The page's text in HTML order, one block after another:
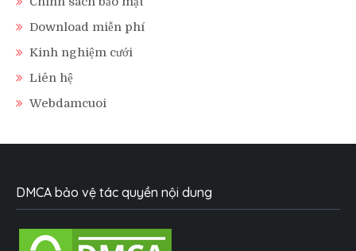
Download miễn phí
Kinh nghiệm cưới
Liên hệ
Webdamcuoi
DMCA bảo vệ tác quyền nội dung